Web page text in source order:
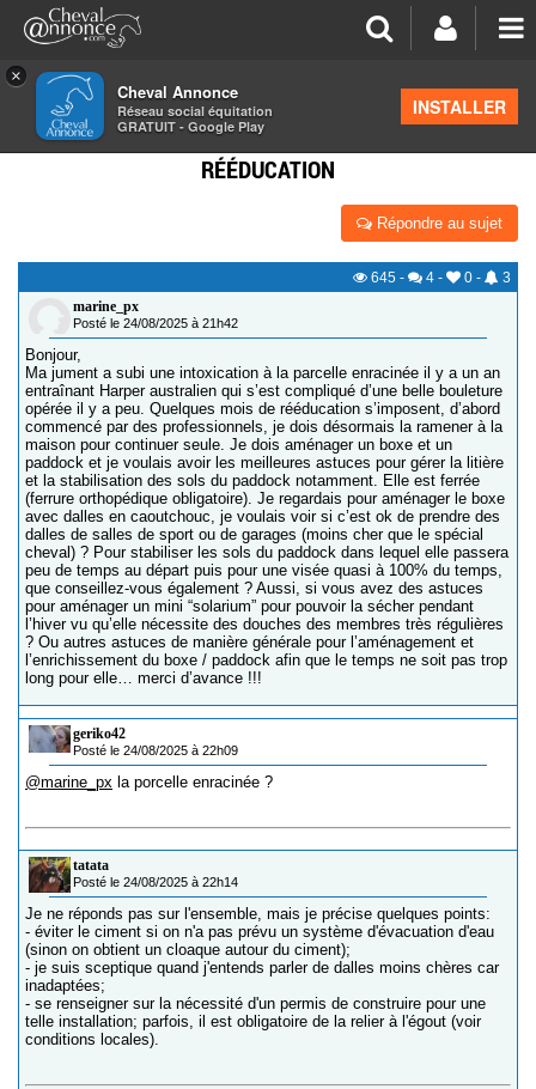
×
Cheval Annonce
Réseau social équitation
GRATUIT - Google Play
INSTALLER
>Équipements
AMÉNAGEMENT BOXE ET PADDOCK CHEVAL EN
RÉÉDUCATION
Répondre au sujet
645 - 4 - 0 -
3
marine_px
Posté le 24/08/2025 à 21h42
Bonjour,
Ma jument a subi une intoxication à la parcelle enracinée il y a un an
entraînant Harper australien qui s’est compliqué d’une belle bouleture
opérée il y a peu. Quelques mois de rééducation s’imposent, d’abord
commencé par des professionnels, je dois désormais la ramener à la
maison pour continuer seule. Je dois aménager un boxe et un
paddock et je voulais avoir les meilleures astuces pour gérer la litière
et la stabilisation des sols du paddock notamment. Elle est ferrée
(ferrure orthopédique obligatoire). Je regardais pour aménager le boxe
avec dalles en caoutchouc, je voulais voir si c’est ok de prendre des
dalles de salles de sport ou de garages (moins cher que le spécial
cheval) ? Pour stabiliser les sols du paddock dans lequel elle passera
peu de temps au départ puis pour une visée quasi à 100% du temps,
que conseillez-vous également ? Aussi, si vous avez des astuces
pour aménager un mini “solarium” pour pouvoir la sécher pendant
l’hiver vu qu’elle nécessite des douches des membres très régulières
? Ou autres astuces de manière générale pour l’aménagement et
l’enrichissement du boxe / paddock afin que le temps ne soit pas trop
long pour elle… merci d’avance !!!
geriko42
Posté le 24/08/2025 à 22h09
@marine_px la porcelle enracinée ?
tatata
Posté le 24/08/2025 à 22h14
Je ne réponds pas sur l'ensemble, mais je précise quelques points:
- éviter le ciment si on n'a pas prévu un système d'évacuation d'eau
(sinon on obtient un cloaque autour du ciment);
- je suis sceptique quand j'entends parler de dalles moins chères car
inadaptées;
- se renseigner sur la nécessité d'un permis de construire pour une
telle installation; parfois, il est obligatoire de la relier à l'égout (voir
conditions locales).